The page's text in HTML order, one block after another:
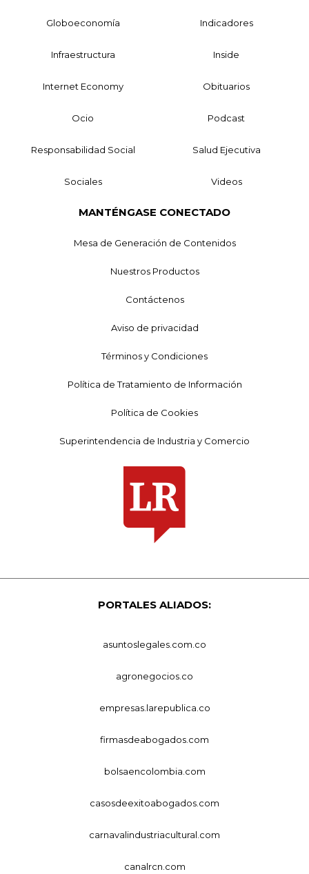
Globoeconomía Indicadores
Infraestructura Inside
Internet Economy Obituarios
Ocio Podcast
Responsabilidad Social Salud Ejecutiva
Sociales Videos
MANTÉNGASE CONECTADO
Mesa de Generación de Contenidos
Nuestros Productos
Contáctenos
Aviso de privacidad
Términos y Condiciones
Política de Tratamiento de Información
Política de Cookies
Superintendencia de Industria y Comercio
PORTALES ALIADOS:
asuntoslegales.com.co
agronegocios.co
empresas.larepublica.co
firmasdeabogados.com
bolsaencolombia.com
casosdeexitoabogados.com
carnavalindustriacultural.com
canalrcn.com